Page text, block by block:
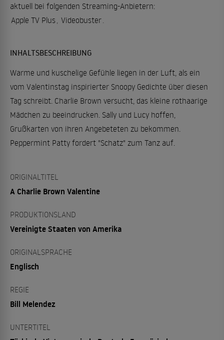
aktuell bei folgenden Streaming-Anbietern:
Apple TV Plus Videobuster
INHALTSBESCHREIBUNG
Warme und kuschelige Gefühle liegen in der Luft, als ein
vom Valentinstag inspirierter Snoopy Gedichte über diesen
Tag schreibt. Charlie Brown versucht, das kleine rothaarige
Mädchen zu beeindrucken. Sally und Lucy hoffen,
Grußkarten von ihren Angebeteten zu bekommen.
Peppermint Patty fordert "Schatz" zum Tanz auf.
ORIGINALTITEL
A Charlie Brown Valentine
PRODUKTIONSLAND
Vereinigte Staaten von Amerika
ORIGINALSPRACHE
Englisch
REGIE
Bill Melendez
UNTERTITEL